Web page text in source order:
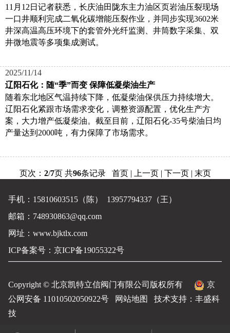
11月12日记者获悉，长庆油田陇东主力油区页岩油压裂现场
一口井顺利完成二氧化碳增能压裂作业，并同步实现3602米
井深高温高压环境下的套管外光纤监测、井筒数字采集、双
井微地震等多项集成测试。
2025/11/14
辽阳石化：随“季”而变 保障低凝柴油生产
随着东北地区气温持续下降，低凝柴油保供压力持续增大。
辽阳石化紧跟市场需求变化，调整资源配置，优化生产方
案，大力增产低凝柴油。截至目前，辽阳石化-35号柴油日均
产量达到2000吨，有力保障了市场需求。
页次： 2/7页 共96条记录 首页| 上一页| 下一页| 末页
手机：15810603515（陈） 13957794337（王）
邮箱：748930863@qq.com
网址： www.bjktlx.com
ICP备案号： 京ICP备19055322号
Copyright © 北京凯特立信阀门有限公司版权所有
京
公网安备 11010502050922号
网站地图 技术支持： 丰盛科
技